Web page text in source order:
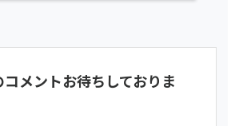
メントお待ちしておりま